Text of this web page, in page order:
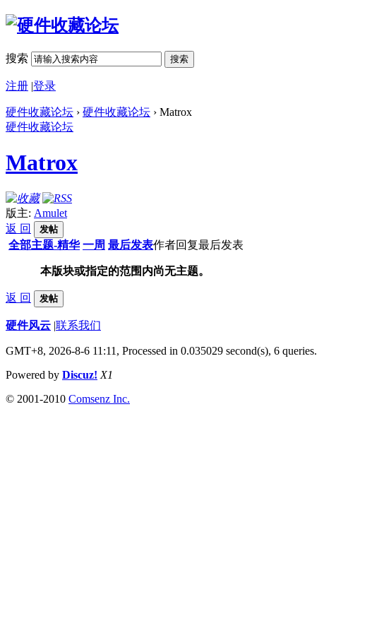
搜索 搜索
注册 |登录
硬件收藏论坛 › 硬件收藏论坛 › Matrox
硬件收藏论坛
Matrox
版主: Amulet
返 回
发帖
全部主题-精华 一周 最后发表作者回复最后发表
本版块或指定的范围内尚无主题。
返 回 发帖
硬件风云 |联系我们
GMT+8, 2026-8-6 11:11, Processed in 0.035029 second(s), 6 queries.
Powered by Discuz! X1
© 2001-2010 Comsenz Inc.